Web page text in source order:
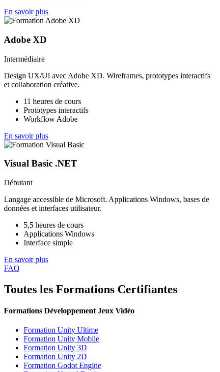
En savoir plus
Adobe XD
Intermédiaire
Design UX/UI avec Adobe XD. Wireframes, prototypes interactifs
et collaboration créative.
11 heures de cours
Prototypes interactifs
Workflow Adobe
En savoir plus
Visual Basic .NET
Débutant
Langage accessible de Microsoft. Applications Windows, bases de
données et interfaces utilisateur.
5,5 heures de cours
Applications Windows
Interface simple
En savoir plus
FAQ
Toutes les Formations Certifiantes
Formations Développement Jeux Vidéo
Formation Unity Ultime
Formation Unity Mobile
Formation Unity 3D
Formation Unity 2D
Formation Godot Engine